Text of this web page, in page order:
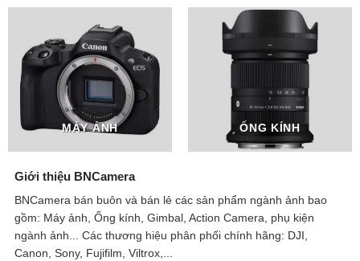
MÁY ẢNH ỐNG KÍNH
Giới thiệu BNCamera
BNCamera bán buôn và bán lẻ các sản phẩm ngành ảnh bao
gồm: Máy ảnh, Ống kính, Gimbal, Action Camera, phụ kiện
ngành ảnh... Các thương hiệu phân phối chính hãng: DJI,
Canon, Sony, Fujifilm, Viltrox,...